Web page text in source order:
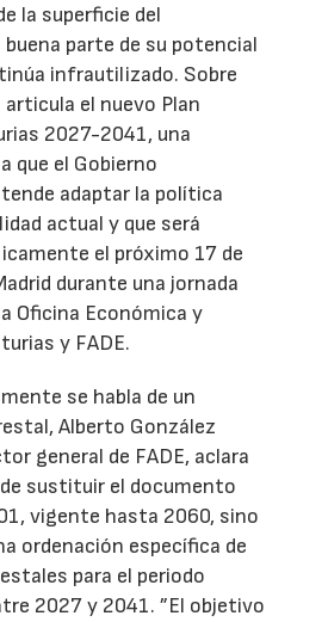
la superficie del
buena parte de su potencial
infrautilizado. Sobre
el nuevo Plan
2027-2041, una
que el Gobierno
adaptar la política
actual y que será
el próximo 17 de
durante una jornada
Oficina Económica y
y FADE.
se habla de un
Alberto González
general de FADE, aclara
sustituir el documento
vigente hasta 2060, sino
ordenación específica de
para el periodo
2027 y 2041. ”El objetivo